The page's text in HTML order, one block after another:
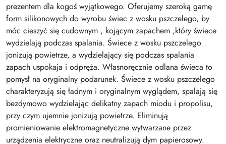
prezentem dla kogoś wyjątkowego. Oferujemy szeroką gamę
form silikonowych do wyrobu świec z wosku pszczelego, by
móc cieszyć się cudownym , kojącym zapachem ,który świece
wydzielają podczas spalania. Świece z wosku pszczelego
jonizują powietrze, a wydzielający się podczas spalania
zapach uspokaja i odpręża. Własnoręcznie odlana świeca to
pomysł na oryginalny podarunek. Świece z wosku pszczelego
charakteryzują się ładnym i oryginalnym wyglądem, spalają się
bezdymowo wydzielając delikatny zapach miodu i propolisu,
przy czym ujemnie jonizują powietrze. Eliminują
promieniowanie elektromagnetyczne wytwarzane przez
urządzenia elektryczne oraz neutralizują dym papierosowy.